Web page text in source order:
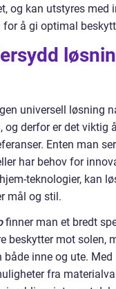
og kan utstyres med
å gi optimal
universell løsning
og derfor er det viktig
Enten man
har behov for
teknologier, kan
mål og stil.
finner man et bredt
beskytter mot solen,
både inne og ute. Med
fra